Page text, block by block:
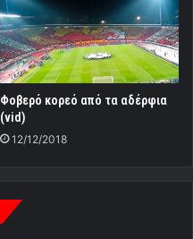
Φοβερό κορεό από τα αδέρφια
(vid)
12/12/2018